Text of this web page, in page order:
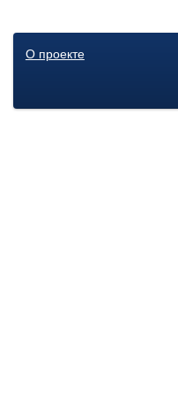
О проекте